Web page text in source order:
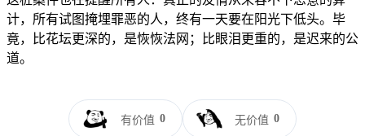
计，所有试图掩埋罪恶的人，终有一天要在阳光下低头。毕
竟，比花坛更深的，是恢恢法网；比眼泪更重的，是迟来的公
道。
有价值 0 无价值 0